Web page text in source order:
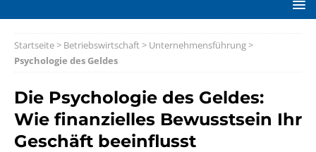
Startseite> Betriebswirtschaft> Unternehmensführung>
Psychologie des Geldes
Die Psychologie des Geldes:
Wie finanzielles Bewusstsein Ihr
Geschäft beeinflusst